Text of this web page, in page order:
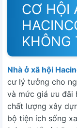
CƠ HỘI
KHÔNG
Nhà ở xã hội
cư lý tưởng cho
và mức giá ưu đãi
chất lượng xây
bộ tiện ích sống